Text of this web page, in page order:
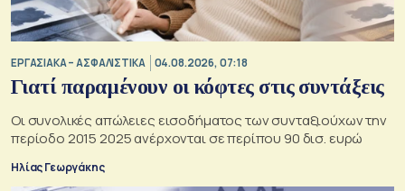
ΕΡΓΑΣΙΑΚΑ – ΑΣΦΑΛΙΣΤΙΚΑ 04.08.2026, 07:18
Γιατί παραμένουν οι κόφτες στις συντάξεις
Οι συνολικές απώλειες εισοδήματος των συνταξιούχων την
περίοδο 2015 2025 ανέρχονται σε περίπου 90 δισ. ευρώ
Ηλίας Γεωργάκης